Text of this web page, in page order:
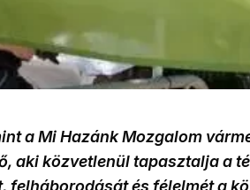
a Mi Hazánk Mozgalom
aki közvetlenül tapasztalja a
felháborodását és félelmét a